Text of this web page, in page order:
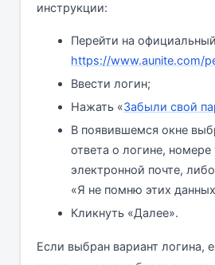
инструкции:
Перейти на
https://www.aunite.com/
Ввести логин;
Нажать «Забыли свой
В появившемся окне
ответа о логине,
электронной почте,
«Я не помню этих
Кликнуть «Далее».
Если выбран вариант логина,